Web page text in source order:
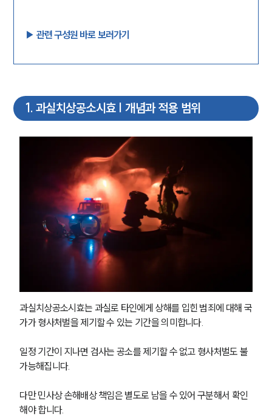
▶︎ 관련 구성원 바로 보러가기
1 . 과실치상공소시효 | 개념과 적용 범위
과실치상공소시효는 과실로 타인에게 상해를 입힌 범죄에 대해 국
가가 형사처벌을 제기할 수 있는 기간을 의미합니다.
일정 기간이 지나면 검사는 공소를 제기할 수 없고 형사처벌도 불
가능해집니다.
다만 민사상 손해배상 책임은 별도로 남을 수 있어 구분해서 확인
해야 합니다.